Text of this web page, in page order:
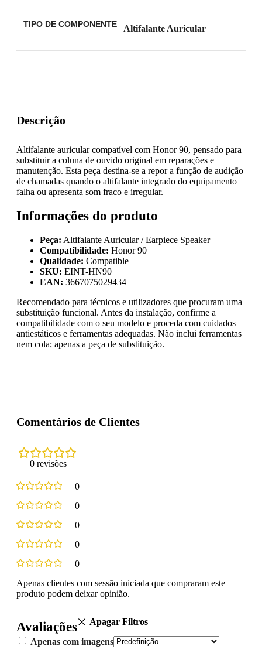
Descrição
Altifalante auricular compatível com Honor 90, pensado para
substituir a coluna de ouvido original em reparações e
manutenção. Esta peça destina-se a repor a função de audição
de chamadas quando o altifalante integrado do equipamento
falha ou apresenta som fraco e irregular.
Informações do produto
Peça: Altifalante Auricular / Earpiece Speaker
Compatibilidade: Honor 90
Qualidade: Compatible
SKU: EINT-HN90
EAN: 3667075029434
Recomendado para técnicos e utilizadores que procuram uma
substituição funcional. Antes da instalação, confirme a
compatibilidade com o seu modelo e proceda com cuidados
antiestáticos e ferramentas adequadas. Não inclui ferramentas
nem cola; apenas a peça de substituição.
TIPO DE COMPONENTE Altifalante Auricular
Comentários de Clientes
0 revisões
0
0
0
0
0
Avaliações Apagar Filtros
Apenas com imagens
Apenas clientes com sessão iniciada que compraram este
produto podem deixar opinião.